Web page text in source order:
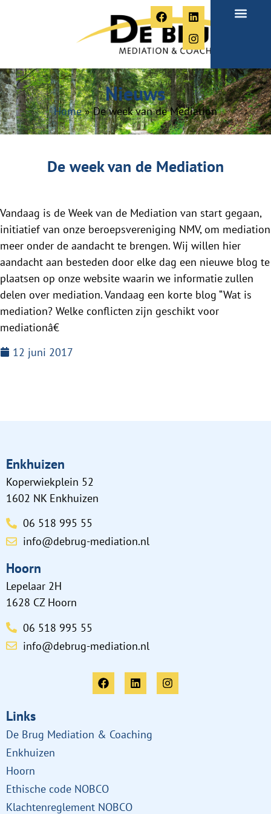
Nieuws
Home»De week van de Mediation
De week van de Mediation
Vandaag is de Week van de Mediation van start gegaan,
initiatief van onze beroepsvereniging NMV, om mediation
meer onder de aandacht te brengen. Wij willen hier
aandacht aan besteden door elke dag een nieuwe blog te
plaatsen op onze website waarin we informatie zullen
delen over mediation. Vandaag een korte blog “Wat is
mediation? Welke conflicten zijn geschikt voor
mediationâ€
12 juni 2017
Enkhuizen
Koperwiekplein 52
1602 NK Enkhuizen
06 518 995 55
info@debrug-mediation.nl
Hoorn
Lepelaar 2H
1628 CZ Hoorn
06 518 995 55
info@debrug-mediation.nl
Links
De Brug Mediation & Coaching
Enkhuizen
Hoorn
Ethische code NOBCO
Klachtenreglement NOBCO